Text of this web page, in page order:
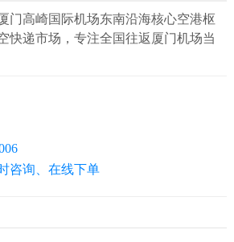
门高崎国际机场东南沿海核心空港枢
快递市场，专注全国往返厦门机场当
咨询、在线下单